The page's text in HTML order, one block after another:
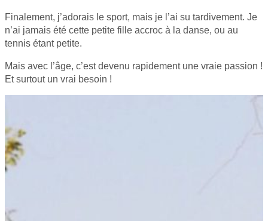
Finalement, j’adorais le sport, mais je l’ai su tardivement. Je
n’ai jamais été cette petite fille accroc à la danse, ou au
tennis étant petite.
Mais avec l’âge, c’est devenu rapidement une vraie passion !
Et surtout un vrai besoin !